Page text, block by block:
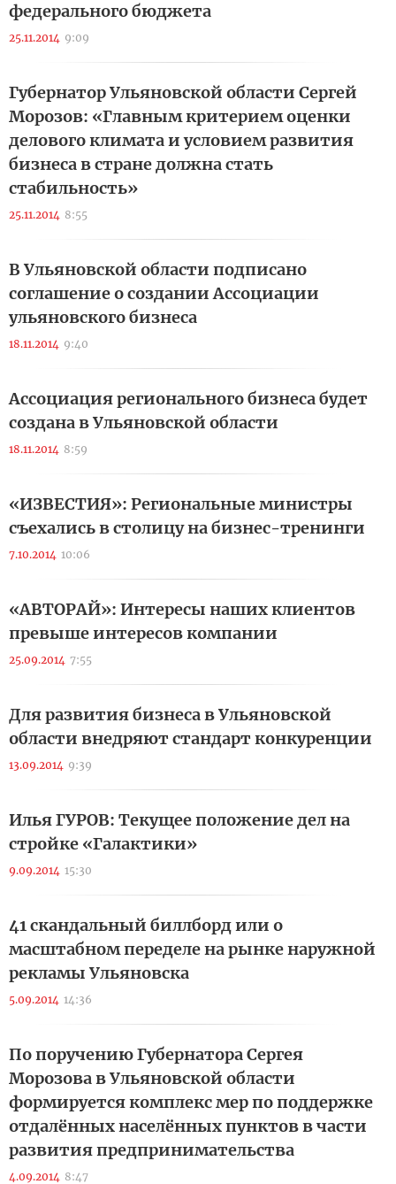
федерального бюджета
25.11.2014 9:09
Губернатор Ульяновской области Сергей
Морозов: «Главным критерием оценки
делового климата и условием развития
бизнеса в стране должна стать
стабильность»
25.11.2014 8:55
В Ульяновской области подписано
соглашение о создании Ассоциации
ульяновского бизнеса
18.11.2014 9:40
Ассоциация регионального бизнеса будет
создана в Ульяновской области
18.11.2014 8:59
«ИЗВЕСТИЯ»: Региональные министры
съехались в столицу на бизнес-тренинги
7.10.2014 10:06
«АВТОРАЙ»: Интересы наших клиентов
превыше интересов компании
25.09.2014 7:55
Для развития бизнеса в Ульяновской
области внедряют стандарт конкуренции
13.09.2014 9:39
Илья ГУРОВ: Текущее положение дел на
стройке «Галактики»
9.09.2014 15:30
41 скандальный биллборд или о
масштабном переделе на рынке наружной
рекламы Ульяновска
5.09.2014 14:36
По поручению Губернатора Сергея
Морозова в Ульяновской области
формируется комплекс мер по поддержке
отдалённых населённых пунктов в части
развития предпринимательства
4.09.2014 8:47